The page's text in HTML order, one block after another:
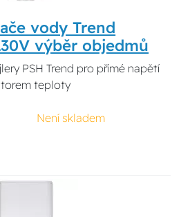
vody Trend
výběr objedmů
PSH Trend pro přímé napětí
teploty
Není skladem